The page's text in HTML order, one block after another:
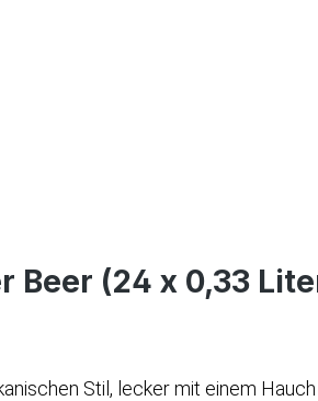
(24 x 0,33
Stil, lecker mit einem